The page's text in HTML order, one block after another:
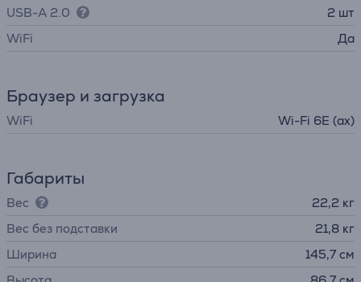
USB-A 2.0
2 шт
WiFi
Да
Браузер и загрузка
WiFi Wi-Fi 6E (ax)
Габариты
Вес
22,2 кг
Вес без подставки
21,8 кг
Ширина
145,7 см